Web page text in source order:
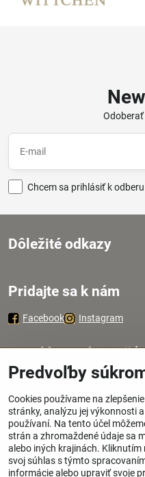
Chcem sa prihlásiť k
Dôležité odkazy
Pridajte sa k nám
Facebook Instagram
Zavoláme Vám späť
Odoslať
Predvoľby
Cookies používame na
stránky, analýzu jej výkonnosti
používaní. Na tento účel
strán a zhromaždené údaje sa
alebo iných krajinách. Kliknutím
svoj súhlas s týmto
informácie alebo upraviť svoje